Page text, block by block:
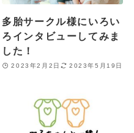
多胎サークル様にいろい
ろインタビューしてみま
した！
2023年2月2日 2023年5月19日